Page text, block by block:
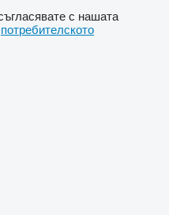
с нашата
потребителското